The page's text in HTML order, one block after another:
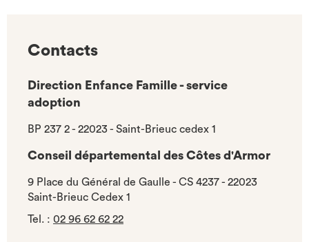
Contacts
Direction Enfance Famille - service
adoption
BP 237 2 - 22023 - Saint-Brieuc cedex 1
Conseil départemental des Côtes d'Armor
9 Place du Général de Gaulle - CS 4237 - 22023
Saint-Brieuc Cedex 1
Tel. : 02 96 62 62 22